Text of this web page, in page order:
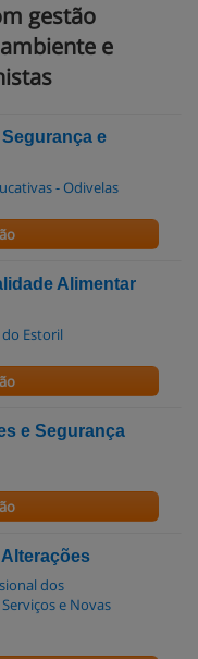
gestão
e
e
- Odivelas
Alimentar
Estoril
e Segurança
dos
e Novas